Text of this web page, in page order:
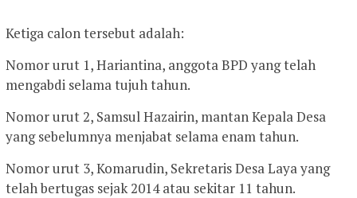
Ketiga calon tersebut adalah:
Nomor urut 1, Hariantina, anggota BPD yang telah
mengabdi selama tujuh tahun.
Nomor urut 2, Samsul Hazairin, mantan Kepala Desa
yang sebelumnya menjabat selama enam tahun.
Nomor urut 3, Komarudin, Sekretaris Desa Laya yang
telah bertugas sejak 2014 atau sekitar 11 tahun.